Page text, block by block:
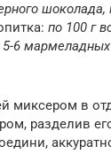
по 100 г
5-6 мармеладных
миксером в
разделив